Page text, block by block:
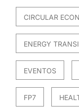
CIRCULAR
ENERGY
EVENTOS
FP7